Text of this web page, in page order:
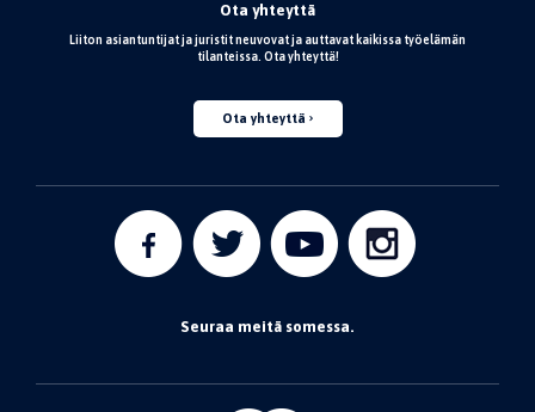
Ota yhteyttä
Liiton asiantuntijat ja juristit neuvovat ja auttavat kaikissa työelämän
tilanteissa. Ota yhteyttä!
Ota yhteyttä
Seuraa meitä somessa.